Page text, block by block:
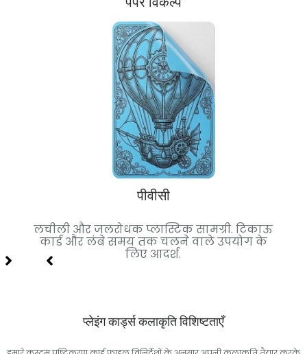
पीवीसी
लचीली और जलरोधक प्लास्टिक सामग्री. टिकाऊ
कार्ड और लंबे समय तक चलने वाले उपयोग के
लिए आदर्श.
प्लेइंग कार्ड्स कलाकृति विशिष्टताएँ